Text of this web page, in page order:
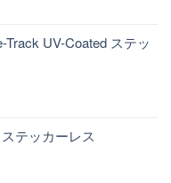
Track UV-Coated ステッ
テッカーレス